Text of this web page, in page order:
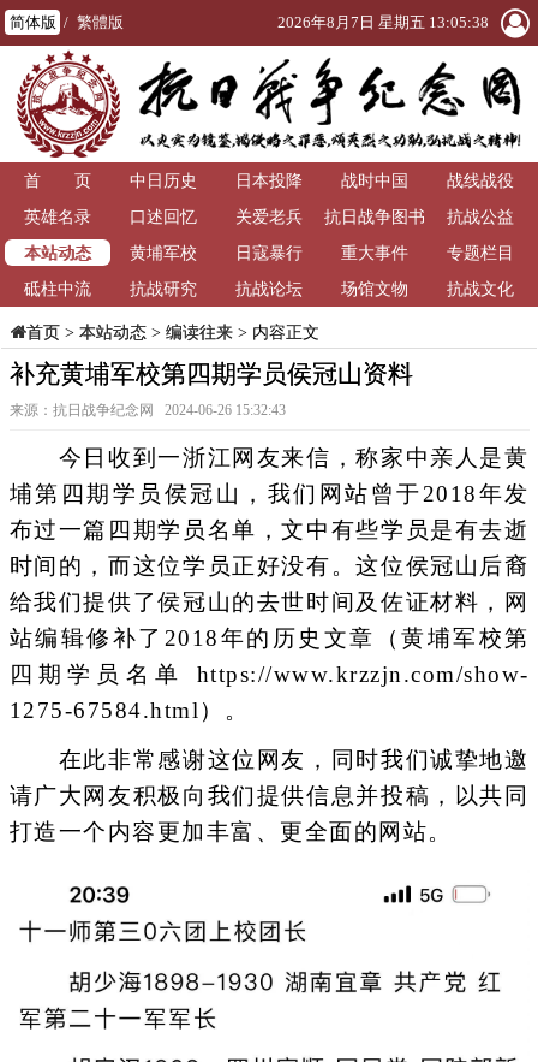
简体版 / 繁體版 2026年8月7日 星期五 13:05:39
首 页 中日历史 日本投降 战时中国
战线战役
英雄名录
口述回忆 关爱老兵
抗日战争图书
馆
抗战公益
本站动态
黄埔军校 日寇暴行 重大事件
专题栏目
砥柱中流
抗战研究 抗战论坛 场馆文物 抗战文化
首页> 本站动态> 编读往来> 内容正文
补充黄埔军校第四期学员侯冠山资料
来源：抗日战争纪念网 2024-06-26 15:32:43
今日收到一浙江网友来信，称家中亲人是黄
埔第四期学员侯冠山，我们网站曾于2018年发
布过一篇四期学员名单，文中有些学员是有去逝
时间的，而这位学员正好没有。这位侯冠山后裔
给我们提供了侯冠山的去世时间及佐证材料，网
站编辑修补了2018年的历史文章（黄埔军校第
四期学员名单 https://www.krzzjn.com/show-
1275-67584.html）。
在此非常感谢这位网友，同时我们诚挚地邀
请广大网友积极向我们提供信息并投稿，以共同
打造一个内容更加丰富、更全面的网站。